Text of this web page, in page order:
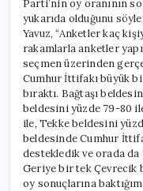
Parti’nin oy oranının
yukarıda olduğunu
Yavuz, “Anketler kaç
rakamlarla anketler
seçmen üzerinden
Cumhur İttifakı büyük
bıraktı. Bağtaşı
beldesini yüzde 79-80
ile, Tekke beldesini
beldesinde Cumhur
destekledik ve orada
Geriye bir tek Çevrecik
oy sonuçlarına